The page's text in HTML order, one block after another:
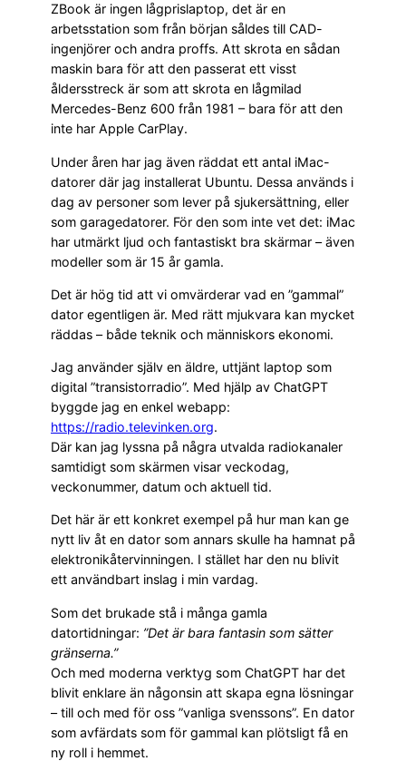
ZBook är ingen lågprislaptop, det är en
arbetsstation som från början såldes till CAD-
ingenjörer och andra proffs. Att skrota en sådan
maskin bara för att den passerat ett visst
åldersstreck är som att skrota en lågmilad
Mercedes-Benz 600 från 1981 – bara för att den
inte har Apple CarPlay.
Under åren har jag även räddat ett antal iMac-
datorer där jag installerat Ubuntu. Dessa används i
dag av personer som lever på sjukersättning, eller
som garagedatorer. För den som inte vet det: iMac
har utmärkt ljud och fantastiskt bra skärmar – även
modeller som är 15 år gamla.
Det är hög tid att vi omvärderar vad en ”gammal”
dator egentligen är. Med rätt mjukvara kan mycket
räddas – både teknik och människors ekonomi.
Jag använder själv en äldre, uttjänt laptop som
digital ”transistorradio”. Med hjälp av ChatGPT
byggde jag en enkel webapp:
https://radio.televinken.org.
Där kan jag lyssna på några utvalda radiokanaler
samtidigt som skärmen visar veckodag,
veckonummer, datum och aktuell tid.
Det här är ett konkret exempel på hur man kan ge
nytt liv åt en dator som annars skulle ha hamnat på
elektronikåtervinningen. I stället har den nu blivit
ett användbart inslag i min vardag.
Som det brukade stå i många gamla
datortidningar: ”Det är bara fantasin som sätter
gränserna.”
Och med moderna verktyg som ChatGPT har det
blivit enklare än någonsin att skapa egna lösningar
– till och med för oss ”vanliga svenssons”. En dator
som avfärdats som för gammal kan plötsligt få en
ny roll i hemmet.